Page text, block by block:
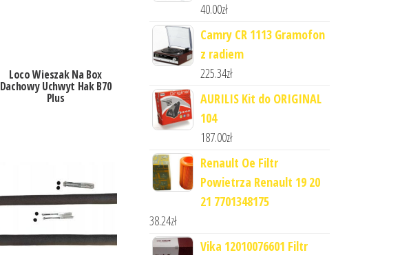
Loco Wieszak Na Box
Dachowy Uchwyt Hak B70
Plus
40.00zł
Camry CR 1113 Gramofon
z radiem
225.34zł
AURILIS Kit do ORIGINAL
104
187.00zł
Renault Oe Filtr
Powietrza Renault 19 20
21 7701348175
38.24zł
Vika 12010076601 Filtr